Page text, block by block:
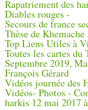
Rapatriement des
Diables rouges -
Secours de france
Thèse de
Top Liens Utiles à
Toutes les cartes
Septembre 2019,
François Gérard
Vidéos journée des
Vidéos- Photos -
harkis 12 mai 2017